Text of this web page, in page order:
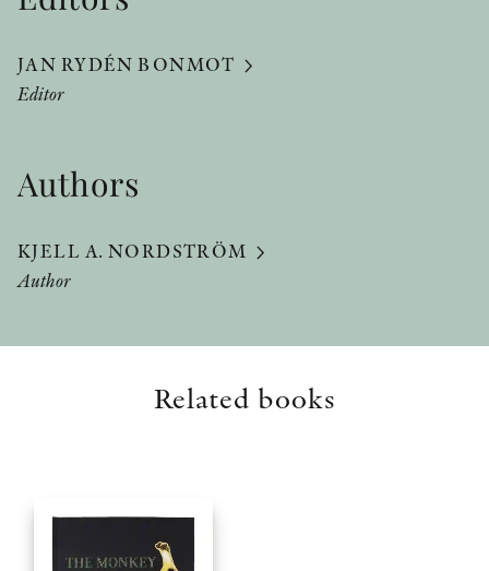
JAN RYDÉN BONMOT
Editor
Authors
KJELL A. NORDSTRÖM
Author
Related books